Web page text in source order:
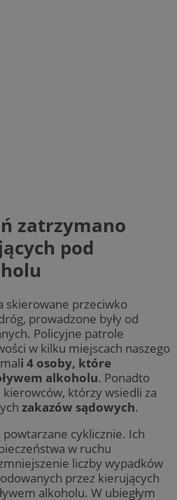
zatrzymano
pod
skierowane przeciwko
prowadzone były od
Policyjne patrole
w kilku miejscach naszego
i 4 osoby, które
alkoholu. Ponadto
którzy wsiedli za
zakazów sądowych.
powtarzane cyklicznie. Ich
w ruchu
liczby wypadków
przez kierujących
alkoholu. W ubiegłym